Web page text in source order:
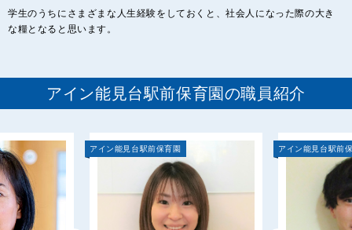
学生のうちにさまざまな人生経験をしておくと、社会人になった際の大き
な糧となると思います。
アイン能見台駅前保育園の職員紹介
アイン能見台駅前保育園 アイン能見台駅前